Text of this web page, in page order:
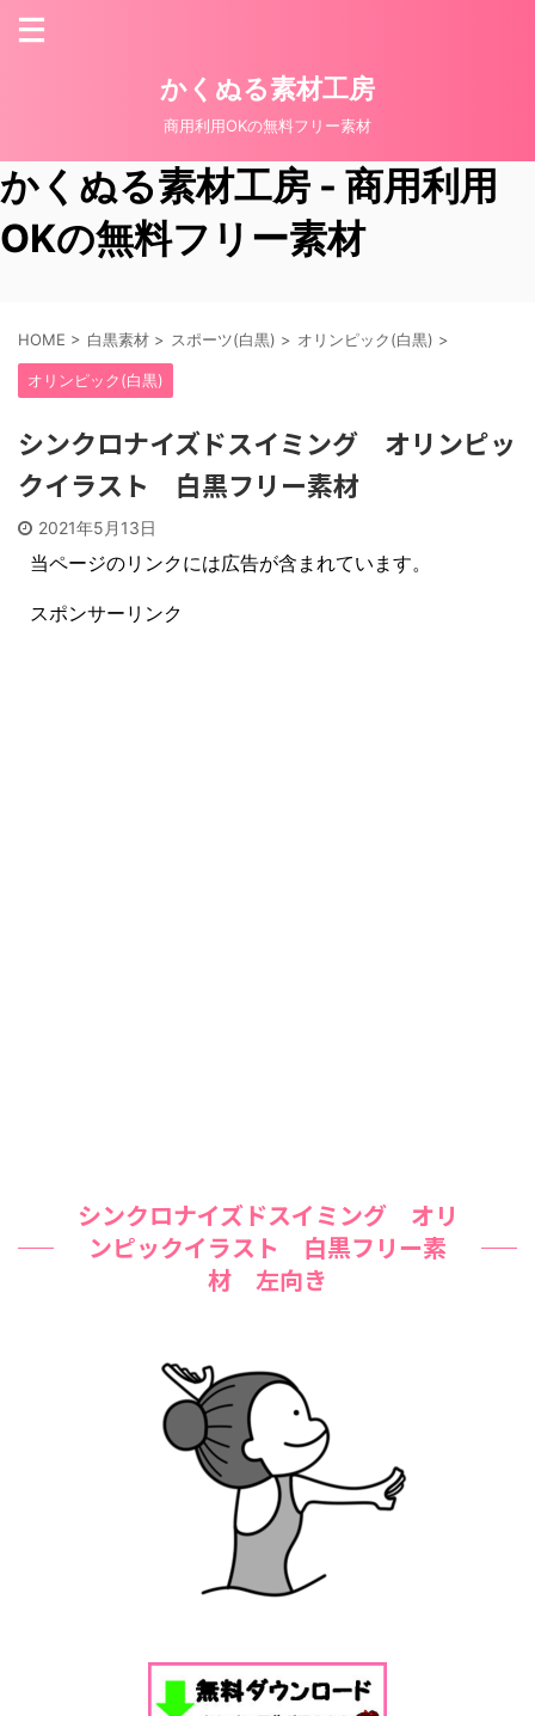
かくぬる素材工房
商用利用OKの無料フリー素材
かくぬる素材工房 - 商用利用
OKの無料フリー素材
HOME > 白黒素材 > スポーツ(白黒) > オリンピック(白黒) >
オリンピック(白黒)
シンクロナイズドスイミング オリンピッ
クイラスト 白黒フリー素材
2021年5月13日
当ページのリンクには広告が含まれています。
スポンサーリンク
シンクロナイズドスイミング オリ
ンピックイラスト 白黒フリー素
材 左向き